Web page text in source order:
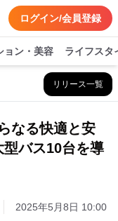
ログイン/会員登録
ョン・美容 ライフスタ
リリース一覧
なる快適と安
バス10台を導
2025年5月8日 10:00